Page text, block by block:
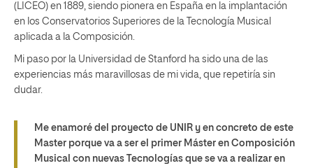
(LICEO) en 1889, siendo pionera en España en la implantación
en los Conservatorios Superiores de la Tecnología Musical
aplicada a la Composición.
Mi paso por la Universidad de Stanford ha sido una de las
experiencias más maravillosas de mi vida, que repetiría sin
dudar.
Me enamoré del proyecto de UNIR y en concreto de este
Master porque va a ser el primer Máster en Composición
Musical con nuevas Tecnologías que se va a realizar en